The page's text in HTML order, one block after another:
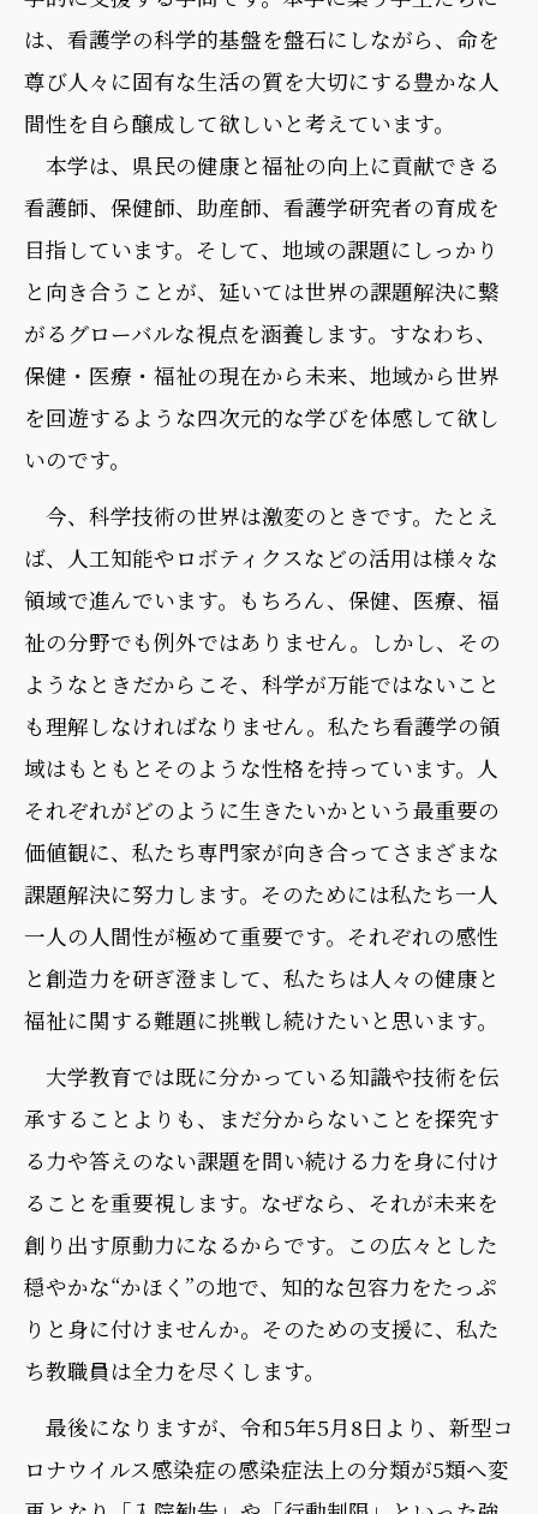
は、看護学の科学的基盤を盤石にしながら、命を
尊び人々に固有な生活の質を大切にする豊かな人
間性を自ら醸成して欲しいと考えています。
本学は、県民の健康と福祉の向上に貢献できる
看護師、保健師、助産師、看護学研究者の育成を
目指しています。そして、地域の課題にしっかり
と向き合うことが、延いては世界の課題解決に繋
がるグローバルな視点を涵養します。すなわち、
保健・医療・福祉の現在から未来、地域から世界
を回遊するような四次元的な学びを体感して欲し
いのです。
今、科学技術の世界は激変のときです。たとえ
ば、人工知能やロボティクスなどの活用は様々な
領域で進んでいます。もちろん、保健、医療、福
祉の分野でも例外ではありません。しかし、その
ようなときだからこそ、科学が万能ではないこと
も理解しなければなりません。私たち看護学の領
域はもともとそのような性格を持っています。人
それぞれがどのように生きたいかという最重要の
価値観に、私たち専門家が向き合ってさまざまな
課題解決に努力します。そのためには私たち一人
一人の人間性が極めて重要です。それぞれの感性
と創造力を研ぎ澄まして、私たちは人々の健康と
福祉に関する難題に挑戦し続けたいと思います。
大学教育では既に分かっている知識や技術を伝
承することよりも、まだ分からないことを探究す
る力や答えのない課題を問い続ける力を身に付け
ることを重要視します。なぜなら、それが未来を
創り出す原動力になるからです。この広々とした
穏やかな“かほく”の地で、知的な包容力をたっぷ
りと身に付けませんか。そのための支援に、私た
ち教職員は全力を尽くします。
最後になりますが、令和5年5月8日より、新型コ
ロナウイルス感染症の感染症法上の分類が5類へ変